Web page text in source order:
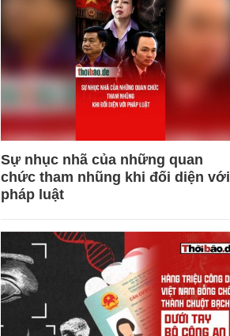
Sự nhục nhã của những quan
chức tham nhũng khi đối diện với
pháp luật